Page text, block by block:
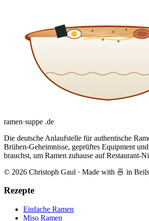
ramen·suppe .de
Die deutsche Anlaufstelle für authentische
Brühen-Geheimnisse, geprüftes Equipment
brauchst, um Ramen zuhause auf Restaurant-
© 2026 Christoph Gaul · Made with 🍜 in
Rezepte
Einfache Ramen
Miso Ramen